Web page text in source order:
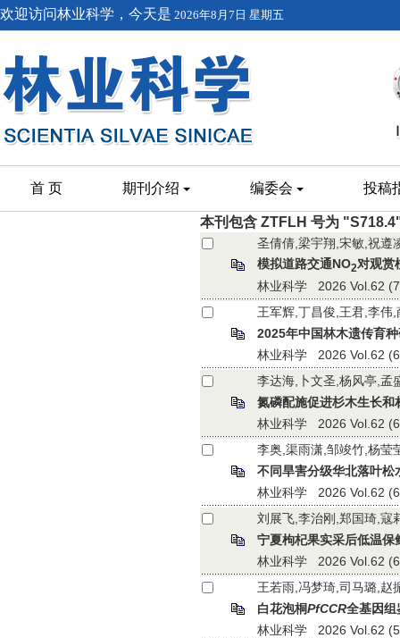
欢迎访问林业科学，今天是 2026年8月7日 星期五
首 页 期刊介绍 编委会 投稿
本刊包含 ZTFLH 号为
圣倩倩,梁宇翔,宋敏,祝遵
模拟道路交通NO2对观赏
林业科学 2026 Vol.62
王军辉,丁昌俊,王君,李伟
2025年中国林木遗传育
林业科学 2026 Vol.62
李达海,卜文圣,杨风亭,孟
氮磷配施促进杉木生长
林业科学 2026 Vol.62
李奥,渠雨潇,邹竣竹,杨莹
不同旱害分级华北落叶
林业科学 2026 Vol.62
刘展飞,李治刚,郑国琦,寇
宁夏枸杞果实采后低温
林业科学 2026 Vol.62
王若雨,冯梦琦,司马璐,赵
白花泡桐PfCCR全基因组
林业科学 2026 Vol.62